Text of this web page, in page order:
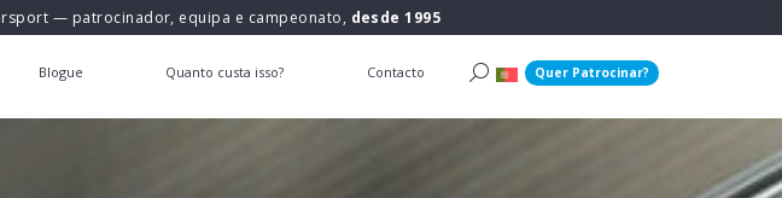
— patrocinador, equipa e campeonato, desde 1995
Blogue Quanto custa isso? Contacto Quer Patrocinar?